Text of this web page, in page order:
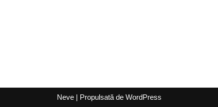
Neve| Propulsată de WordPress